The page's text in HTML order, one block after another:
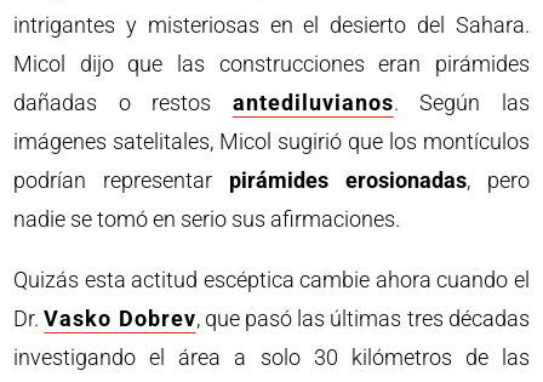
intrigantes y misteriosas en el desierto del Sahara.
Micol dijo que las construcciones eran pirámides
dañadas o restos antediluvianos. Según las
imágenes satelitales, Micol sugirió que los montículos
podrían representar pirámides erosionadas, pero
nadie se tomó en serio sus afirmaciones.
Quizás esta actitud escéptica cambie ahora cuando el
Dr.Vasko Dobrev, que pasó las últimas tres décadas
investigando el área a solo 30 kilómetros de las